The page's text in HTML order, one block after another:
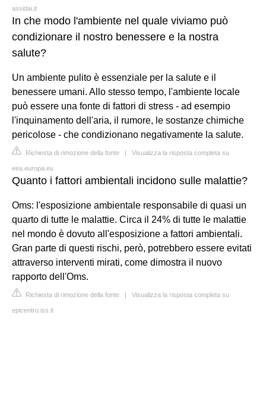
assidai.it
In che modo l'ambiente nel quale viviamo può
condizionare il nostro benessere e la nostra
salute?
Un ambiente pulito è essenziale per la salute e il
benessere umani. Allo stesso tempo, l'ambiente locale
può essere una fonte di fattori di stress - ad esempio
l'inquinamento dell'aria, il rumore, le sostanze chimiche
pericolose - che condizionano negativamente la salute.
Richiesta di rimozione della fonte | Visualizza la risposta completa su
eea.europa.eu
Quanto i fattori ambientali incidono sulle malattie?
Oms: l'esposizione ambientale responsabile di quasi un
quarto di tutte le malattie. Circa il 24% di tutte le malattie
nel mondo è dovuto all'esposizione a fattori ambientali.
Gran parte di questi rischi, però, potrebbero essere evitati
attraverso interventi mirati, come dimostra il nuovo
rapporto dell'Oms.
Richiesta di rimozione della fonte | Visualizza la risposta completa su
epicentro.iss.it